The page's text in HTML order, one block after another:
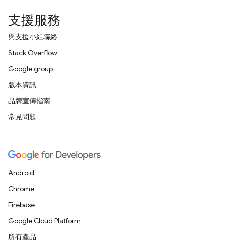
支援服務
與支援小組聯絡
Stack Overflow
Google group
版本資訊
品牌宣傳指南
常見問題
Android
Chrome
Firebase
Google Cloud Platform
所有產品